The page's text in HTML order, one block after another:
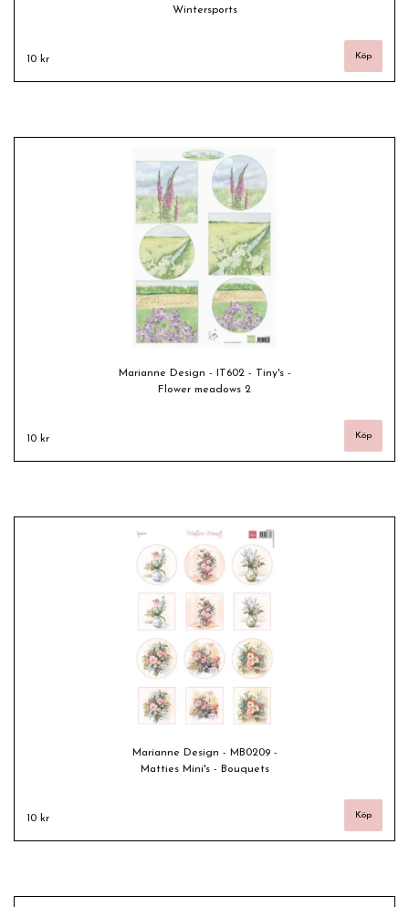
Wintersports
10 kr
Marianne Design - IT602 - Tiny's -
Flower meadows 2
10 kr
Marianne Design - MB0209 -
Matties Mini's - Bouquets
10 kr